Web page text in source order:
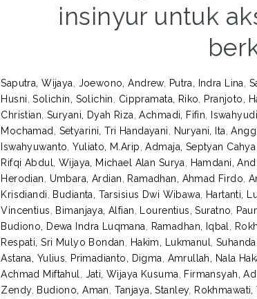
insinyur untuk
Saputra, Wijaya Joewono, Andrew, Putra, Indra Lina
Husni ,Solichin, Solichin Cippramata, Riko Pranjoto,
Christian ,Suryani, Dyah Riza ,Achmadi, Fifin
Mochamad
Setyarini, Tri Handayani Nuryani, Ita ,
Iswahyuwanto ,Yuliato, M.Arip ,Admaja, Septyan
Rifqi Abdul
Wijaya, Michael Alan Surya Hamdani,
Herodian
Umbara, Ardian Ramadhan, Ahmad Firdo ,
Krisdiandi
Budianta, Tarsisius Dwi Wibawa Hartanti,
Vincentius
Bimanjaya, Alfian Lourentius, Suratno
Budiono, Dewa Indra Luqmana
Ramadhan, Iqbal
Respati, Sri Mulyo Bondan
Hakim, Lukmanul
Astana, Yulius
Primadianto, Digma Amrullah, Nala
Achmad Miftahul
Jati, Wijaya Kusuma Firmansyah,
Zendy, Budiono, Aman Tanjaya, Stanley, Rokhmawati,